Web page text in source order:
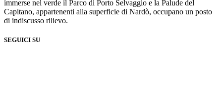
immerse nel verde il Parco di Porto Selvaggio e la Palude del
Capitano, appartenenti alla superficie di Nardò, occupano un posto
di indiscusso rilievo.
SEGUICI SU